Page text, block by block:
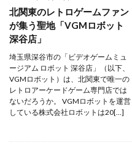
北関東のレトロゲームファン
が集う聖地「VGMロボット
深谷店」
埼玉県深谷市の「ビデオゲームミュ
ージアム ロボット 深谷店」（以下、
VGMロボット）は、北関東で唯一の
レトロアーケードゲーム専門店では
ないだろうか。 VGMロボットを運営
している株式会社ロボットは20[…]